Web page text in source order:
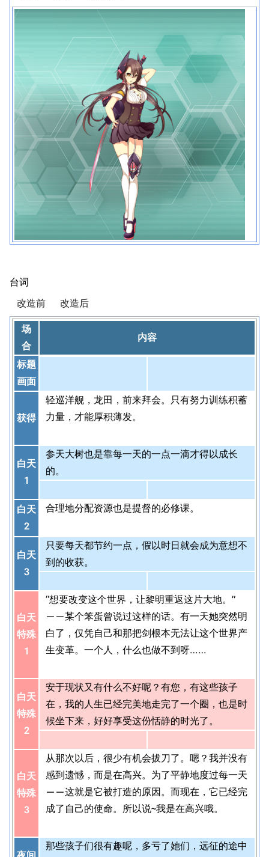
台词
改造前 改造后
场
合
内容
标题
画面
获得
轻巡洋舰，龙田，前来拜会。只有努力训练积蓄
力量，才能厚积薄发。
白天
1
参天大树也是靠每一天的一点一滴才得以成长
的。
白天
2
合理地分配资源也是提督的必修课。
白天
3
只要每天都节约一点，假以时日就会成为意想不
到的收获。
白天
特殊
1
“想要改变这个世界，让黎明重返这片大地。”
——某个笨蛋曾说过这样的话。有一天她突然明
白了，仅凭自己和那把剑根本无法让这个世界产
生变革。一个人，什么也做不到呀……
白天
特殊
2
安于现状又有什么不好呢？有您，有这些孩子
在，我的人生已经完美地走完了一个圈，也是时
候坐下来，好好享受这份恬静的时光了。
白天
特殊
3
从那次以后，很少有机会拔刀了。嗯？我并没有
感到遗憾，而是在高兴。为了平静地度过每一天
——这就是它被打造的原因。而现在，它已经完
成了自己的使命。所以说~我是在高兴哦。
那些孩子们很有趣呢，多亏了她们，远征的途中